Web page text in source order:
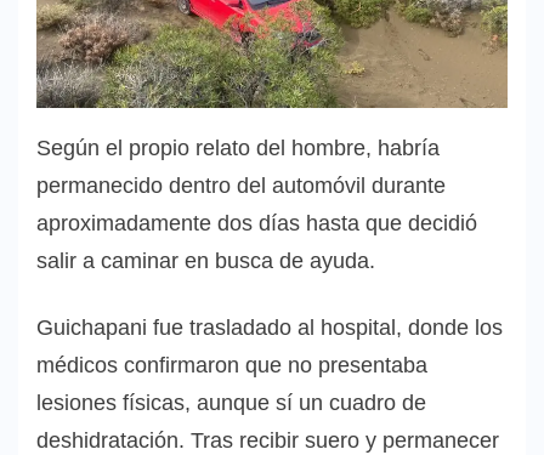
Según el propio relato del hombre, habría
permanecido dentro del automóvil durante
aproximadamente dos días hasta que decidió
salir a caminar en busca de ayuda.
Guichapani fue trasladado al hospital, donde los
médicos confirmaron que no presentaba
lesiones físicas, aunque sí un cuadro de
deshidratación. Tras recibir suero y permanecer